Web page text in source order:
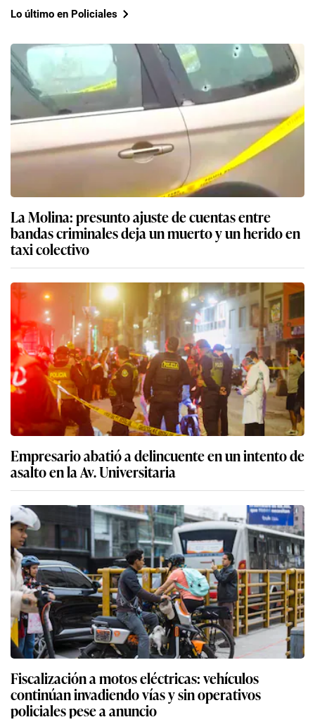
Lo último en Policiales
La Molina: presunto ajuste de cuentas entre
bandas criminales deja un muerto y un herido en
taxi colectivo
Empresario abatió a delincuente en un intento de
asalto en la Av. Universitaria
Fiscalización a motos eléctricas: vehículos
continúan invadiendo vías y sin operativos
policiales pese a anuncio